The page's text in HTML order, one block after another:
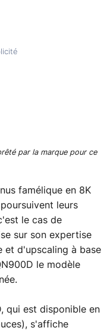
par la marque pour ce
famélique en 8K
leurs
le cas de
sur son expertise
et d'upscaling à base
le modèle
qui est disponible en
s'affiche